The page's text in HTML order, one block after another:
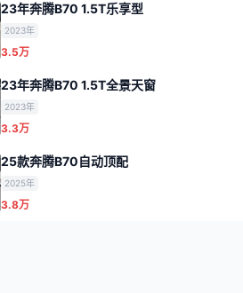
23年奔腾B70 1.5T乐享型
2023年
3.5万
23年奔腾B70 1.5T全景天窗
2023年
3.3万
25款奔腾B70自动顶配
2025年
3.8万